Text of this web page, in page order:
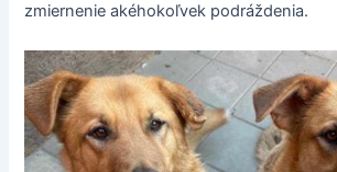
zmiernenie akéhokoľvek podráždenia.